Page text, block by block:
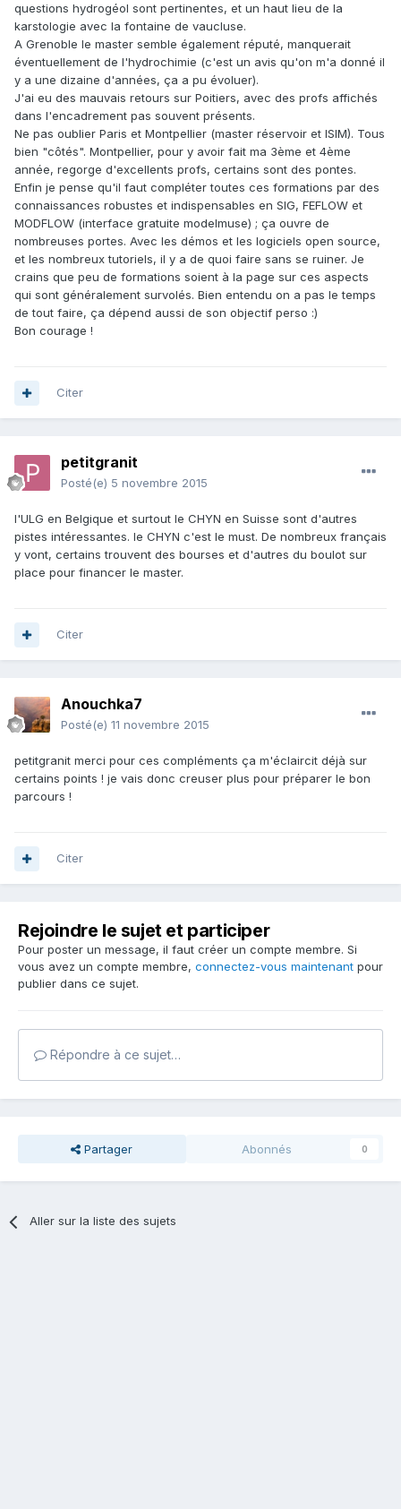
questions hydrogéol sont pertinentes, et un haut lieu de la
karstologie avec la fontaine de vaucluse.
A Grenoble le master semble également réputé, manquerait
éventuellement de l'hydrochimie (c'est un avis qu'on m'a donné il
y a une dizaine d'années, ça a pu évoluer).
J'ai eu des mauvais retours sur Poitiers, avec des profs affichés
dans l'encadrement pas souvent présents.
Ne pas oublier Paris et Montpellier (master réservoir et ISIM). Tous
bien "côtés". Montpellier, pour y avoir fait ma 3ème et 4ème
année, regorge d'excellents profs, certains sont des pontes.
Enfin je pense qu'il faut compléter toutes ces formations par des
connaissances robustes et indispensables en SIG, FEFLOW et
MODFLOW (interface gratuite modelmuse) ; ça ouvre de
nombreuses portes. Avec les démos et les logiciels open source,
et les nombreux tutoriels, il y a de quoi faire sans se ruiner. Je
crains que peu de formations soient à la page sur ces aspects
qui sont généralement survolés. Bien entendu on a pas le temps
de tout faire, ça dépend aussi de son objectif perso :)
Bon courage !
Citer
petitgranit
Posté(e) 5 novembre 2015
l'ULG en Belgique et surtout le CHYN en Suisse sont d'autres
pistes intéressantes. le CHYN c'est le must. De nombreux français
y vont, certains trouvent des bourses et d'autres du boulot sur
place pour financer le master.
Citer
Anouchka7
Posté(e) 11 novembre 2015
petitgranit merci pour ces compléments ça m'éclaircit déjà sur
certains points ! je vais donc creuser plus pour préparer le bon
parcours !
Citer
Rejoindre le sujet et participer
Pour poster un message, il faut créer un compte membre. Si
vous avez un compte membre, connectez-vous maintenant pour
publier dans ce sujet.
Répondre à ce sujet…
Partager Abonnés 0
Aller sur la liste des sujets